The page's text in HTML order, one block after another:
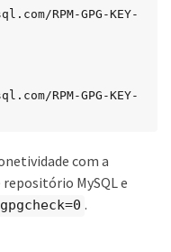
RPM-GPG-KEY-
RPM-GPG-KEY-
com a
MySQL e
gpgcheck=0 .